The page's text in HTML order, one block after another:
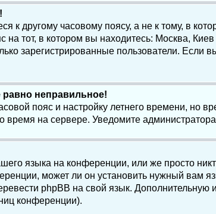
к другому часовому поясу, а не к тому, в
тот, в котором вы находитесь: Москва, Киев
зарегистрированные пользователи. Если
неправильное!
пояс и настройку летнего времени, но
время на сервере. Уведомите
языка на конференции, или же просто
может ли он установить нужный вам
phpBB на свой язык.
конференции).